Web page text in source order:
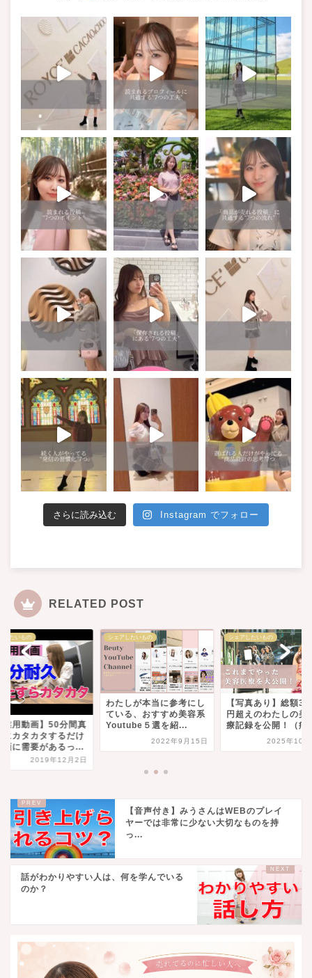
さらに読み込む Instagram でフォロー
RELATED POST
したいもの
業用動画】50分間真
にカタカタするだけ
画に需要があるっ...
2019年12月2日
シェアしたいもの
わたしが本当に参考にし
ている、おすすめ美容系
Youtube５選を紹...
2022年9月15日
シェアしたいもの
【写真あり】総額
円超えのわたしの美
療記録を公開！（痛
2025年10月
【音声付き】みうさんはWEBのプレイ
ヤーでは非常に少ない大切なものを持
っ...
話がわかりやすい人は、何を学んでいる
のか？